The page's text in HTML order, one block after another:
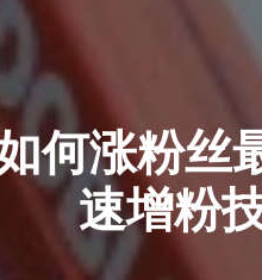
何涨粉丝
速增粉